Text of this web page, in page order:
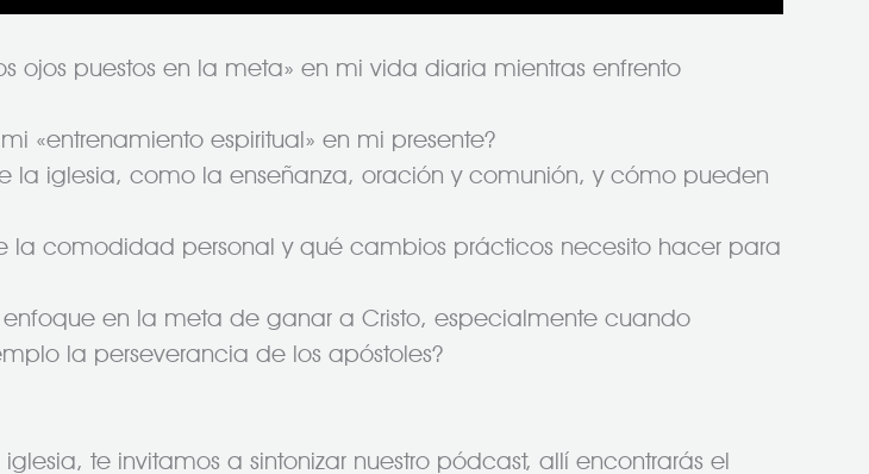
ojos puestos en la meta» en mi vida diaria mientras enfrento
«entrenamiento espiritual» en mi presente?
la iglesia, como la enseñanza, oración y comunión, y cómo pueden
la comodidad personal y qué cambios prácticos necesito hacer para
en la meta de ganar a Cristo, especialmente cuando
la perseverancia de los apóstoles?
te invitamos a sintonizar nuestro pódcast, allí encontrarás el